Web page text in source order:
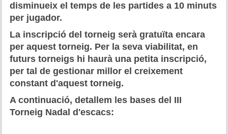
Història del club
Memòries
Teoria i problemes
Obertures
Problemes
disminueix el temps de les partides a 10 minuts
per jugador.
La inscripció del torneig serà gratuïta encara
per aquest torneig. Per la seva viabilitat, en
futurs torneigs hi haurà una petita inscripció,
per tal de gestionar millor el creixement
constant d'aquest torneig.
A continuació, detallem les bases del III
Torneig Nadal d'escacs: